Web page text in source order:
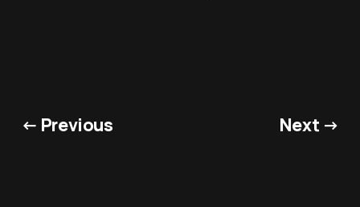
← Previous Next →